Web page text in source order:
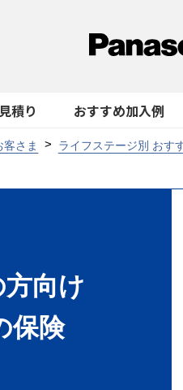
積り おすすめ加入例
客さま ライフステージ別 おす
向け
保険